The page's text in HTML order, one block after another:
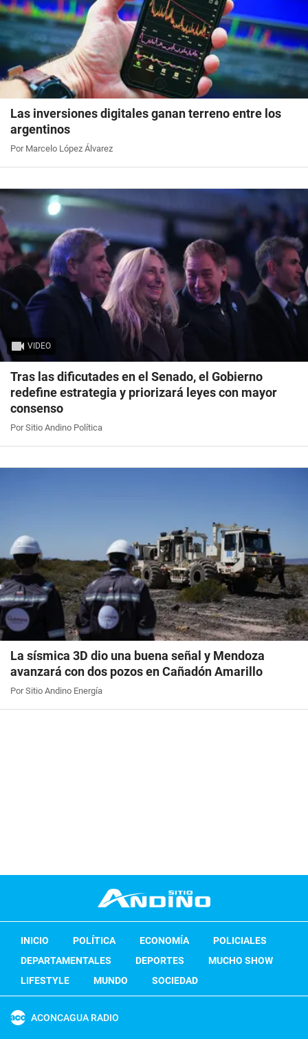
Las inversiones digitales ganan terreno entre los
argentinos
Por Marcelo López Álvarez
VIDEO
Tras las dificutades en el Senado, el Gobierno
redefine estrategia y priorizará leyes con mayor
consenso
Por Sitio Andino Política
La sísmica 3D dio una buena señal y Mendoza
avanzará con dos pozos en Cañadón Amarillo
Por Sitio Andino Energía
INICIO POLÍTICA ECONOMÍA
POLICIALES
DEPARTAMENTALES
DEPORTES
MUCHO SHOW
LIFESTYLE
MUNDO SOCIEDAD
ACONCAGUA RADIO